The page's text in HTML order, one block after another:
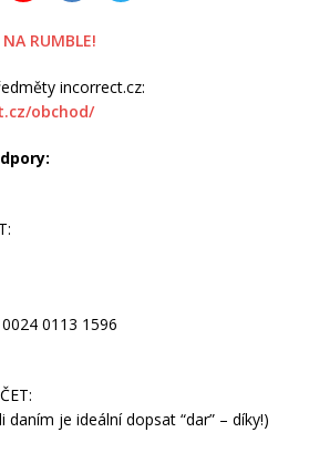
NA RUMBLE!
incorrect.cz:
obchod/
0113 1596
daním je ideální dopsat “dar” – díky!)